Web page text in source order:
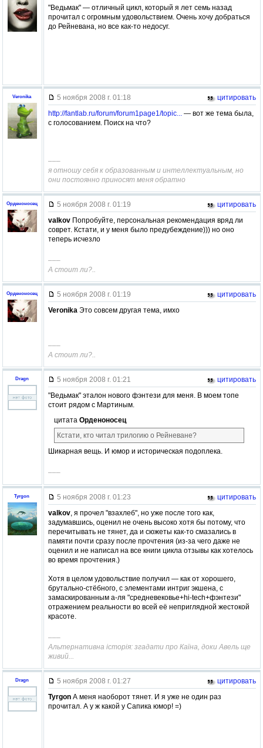
"Ведьмак" — отличный цикл, который я лет семь назад
прочитал с огромным удовольствием. Очень хочу добраться
до Рейневана, но все как-то недосуг.
Veronika 5 ноября 2008 г. 01:18
цитировать
http://fantlab.ru/forum/forum1page1/topic... — вот же тема была,
с голосованием. Поиск на что?
–––
я отношу себя к образованным и интеллектуальным, но
они постоянно приносят меня обратно
Орденоносец 5 ноября 2008 г. 01:19
цитировать
valkov Попробуйте, персональная рекомендация вряд ли
соврет. Кстати, и у меня было предубеждение))) но оно
теперь исчезло
–––
А стоит ли?..
Орденоносец 5 ноября 2008 г. 01:19
цитировать
Veronika Это совсем другая тема, имхо
–––
А стоит ли?..
Dragn 5 ноября 2008 г. 01:21
цитировать
"Ведьмак" эталон нового фэнтези для меня. В моем топе
стоит рядом с Мартиным.
цитата Орденоносец
Кстати, кто читал трилогию о Рейневане?
Шикарная вещь. И юмор и историческая подоплека.
–––
Tyrgon 5 ноября 2008 г. 01:23
цитировать
valkov, я прочел "взахлеб", но уже после того как,
задумавшись, оценил не очень высоко хотя бы потому, что
перечитывать не тянет, да и сюжеты как-то смазались в
памяти почти сразу после прочтения (из-за чего даже не
оценил и не написал на все книги цикла отзывы как хотелось
во время прочтения.)
Хотя в целом удовольствие получил — как от хорошего,
брутально-стёбного, с элементами интриг экшена, с
замаскированным а-ля "средневековье+hi-tech+фэнтези"
отражением реальности во всей её неприглядной жестокой
красоте.
–––
Альтернативна історія: згадати про Каїна, доки Авель ще
живий...
Dragn 5 ноября 2008 г. 01:27
цитировать
Tyrgon А меня наоборот тянет. И я уже не один раз
прочитал. А у ж какой у Сапика юмор! =)